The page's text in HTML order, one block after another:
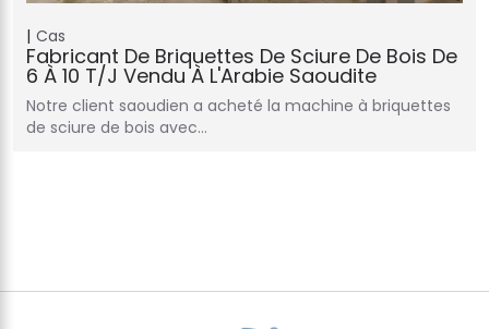
Cas
Fabricant De Briquettes De Sciure De Bois De
6 À 10 T/j Vendu À L'Arabie Saoudite
Notre client saoudien a acheté la machine à briquettes
de sciure de bois avec…